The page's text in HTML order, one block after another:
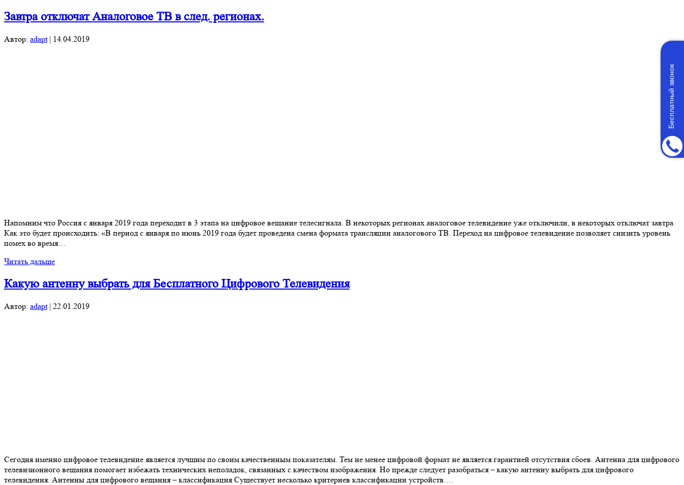
Завтра отключат Аналоговое ТВ в след. регионах.
Автор: adapt| 14.04.2019
Напомним что Россия с января 2019 года переходит в 3 этапа на цифровое вещание телесигнала. В некоторых регионах аналоговое телевидение уже отключили, в некоторых отключат завтра.
Как это будет происходить: «В период с января по июнь 2019 года будет проведена смена формата трансляции аналогового ТВ. Переход на цифровое телевидение позволяет снизить уровень
помех во время…
Читать дальше
Какую антенну выбрать для Бесплатного Цифрового Телевидения
Автор: adapt| 22.01.2019
Сегодня именно цифровое телевидение является лучшим по своим качественным показателям. Тем не менее цифровой формат не является гарантией отсутствия сбоев. Антенна для цифрового
телевизионного вещания помогает избежать технических неполадок, связанных с качеством изображения. Но прежде следует разобраться – какую антенну выбрать для цифрового
телевидения. Антенны для цифрового вещания – классификация Существует несколько критериев классификации устройств.…
Бесплатный звонок